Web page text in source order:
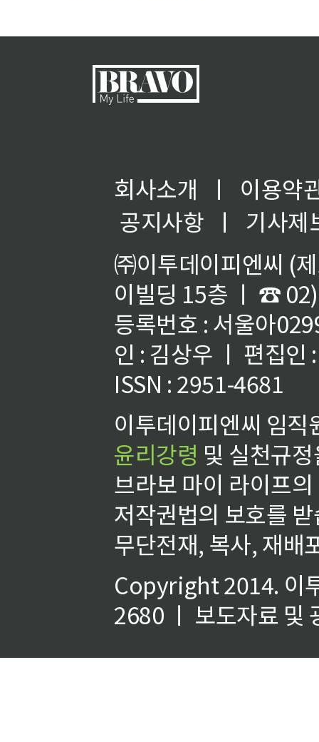
회사소개 ㅣ
이용약
공지사항
ㅣ
기사제
㈜이투데이피엔씨 (
이빌딩 15층 ㅣ ☎
등록번호 : 서울아
인 : 김상우 ㅣ 편집인
ISSN : 2951-4681
이투데이피엔씨 임
윤리강령 및 실천규
브라보 마이 라이프
저작권법의 보호를
무단전재, 복사, 재배
Copyright 2014. 이
2680 ㅣ 보도자료